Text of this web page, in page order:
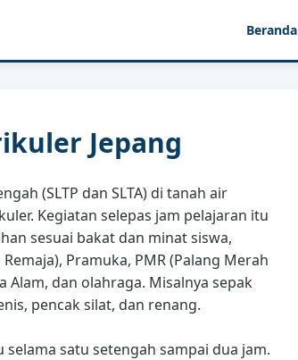
Beranda
Jepang
(SLTP dan SLTA) di tanah air
Kegiatan selepas jam pelajaran itu
sesuai bakat dan minat siswa,
Pramuka, PMR (Palang Merah
Alam, dan olahraga. Misalnya sepak
pencak silat, dan renang.
satu setengah sampai dua jam.